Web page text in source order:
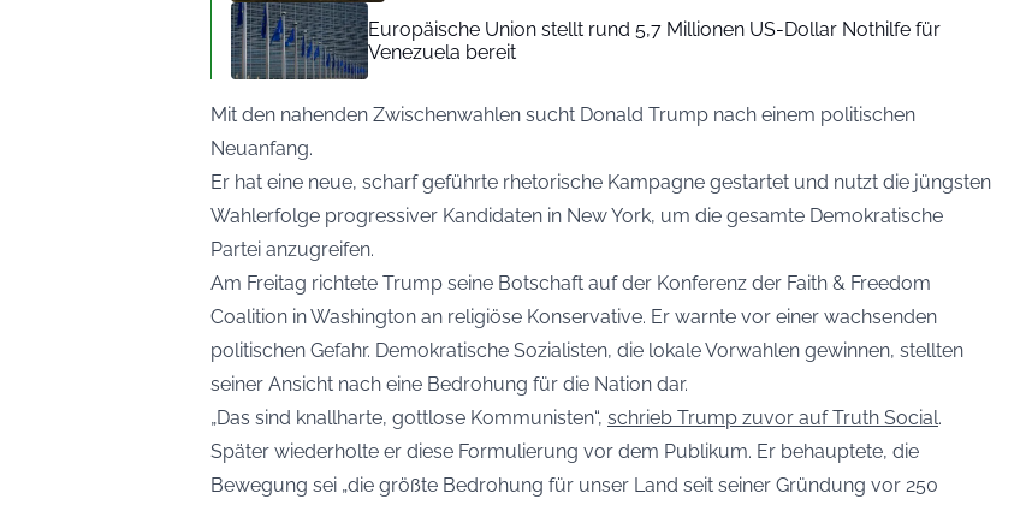
Europäische Union stellt rund 5,7 Millionen US-Dollar Nothilfe für
Venezuela bereit
Mit den nahenden Zwischenwahlen sucht Donald Trump nach einem politischen
Neuanfang.
Er hat eine neue, scharf geführte rhetorische Kampagne gestartet und nutzt die jüngsten
Wahlerfolge progressiver Kandidaten in New York, um die gesamte Demokratische
Partei anzugreifen.
Am Freitag richtete Trump seine Botschaft auf der Konferenz der Faith & Freedom
Coalition in Washington an religiöse Konservative. Er warnte vor einer wachsenden
politischen Gefahr. Demokratische Sozialisten, die lokale Vorwahlen gewinnen, stellten
seiner Ansicht nach eine Bedrohung für die Nation dar.
„Das sind knallharte, gottlose Kommunisten“, schrieb Trump zuvor auf Truth Social.
Später wiederholte er diese Formulierung vor dem Publikum. Er behauptete, die
Bewegung sei „die größte Bedrohung für unser Land seit seiner Gründung vor 250